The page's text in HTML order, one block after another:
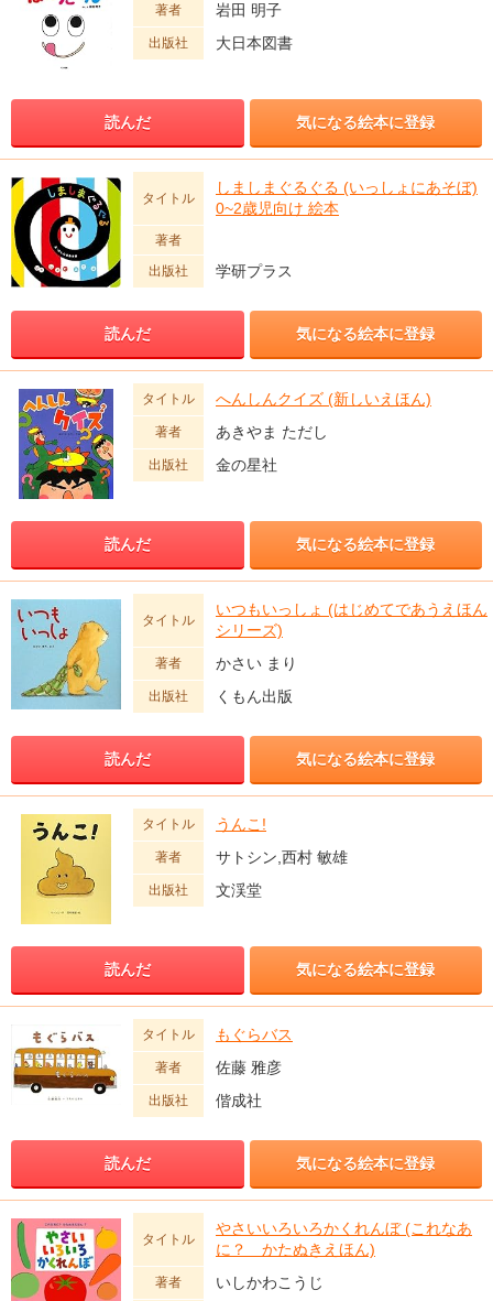
著者 岩田 明子
出版社 大日本図書
読んだ 気になる絵本に登録
タイトル
しましまぐるぐる (いっしょにあそぼ)
0~2歳児向け 絵本
著者
出版社
学研プラス
読んだ 気になる絵本に登録
タイトル へんしんクイズ (新しいえほん)
著者 あきやま ただし
出版社 金の星社
読んだ 気になる絵本に登録
タイトル
いつもいっしょ (はじめてであうえほん
シリーズ)
著者 かさい まり
出版社 くもん出版
読んだ 気になる絵本に登録
タイトル うんこ!
著者 サトシン,西村 敏雄
出版社 文渓堂
読んだ 気になる絵本に登録
タイトル もぐらバス
著者 佐藤 雅彦
出版社 偕成社
読んだ 気になる絵本に登録
タイトル
やさいいろいろかくれんぼ (これなあ
に？ かたぬきえほん)
著者 いしかわこうじ